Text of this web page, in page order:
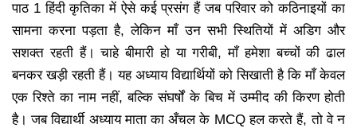
पाठ 1 हिंदी कृतिका में ऐसे कई प्रसंग हैं जब परिवार को कठिनाइयों का
सामना करना पड़ता है, लेकिन माँ उन सभी स्थितियों में अडिग और
सशक्त रहती हैं। चाहे बीमारी हो या गरीबी, माँ हमेशा बच्चों की ढाल
बनकर खड़ी रहती हैं। यह अध्याय विद्यार्थियों को सिखाती है कि माँ केवल
एक रिश्ते का नाम नहीं, बल्कि संघर्षों के बिच में उम्मीद की किरण होती
है। जब विद्यार्थी अध्याय माता का अँचल के MCQ हल करते हैं, तो वे न